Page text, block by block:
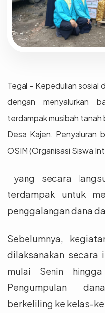
Tegal – Kepedulian sosial
dengan menyalurkan
terdampak musibah tanah
Desa Kajen. Penyaluran
OSIM (Organisasi Siswa
yang secara
terdampak untuk
penggalangan dana
Sebelumnya,
dilaksanakan secara
mulai Senin hingga
Pengumpulan
berkeliling ke kelas-